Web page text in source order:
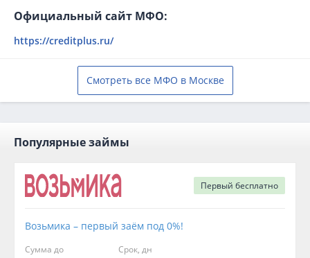
Официальный сайт МФО:
https://creditplus.ru/
Смотреть все МФО в Москве
Популярные займы
Первый бесплатно
Возьмика – первый заём под 0%!
Сумма до Срок, дн